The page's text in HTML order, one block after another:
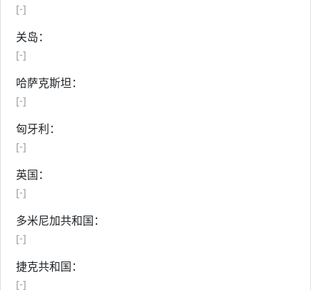
[-]
关岛：
[-]
哈萨克斯坦：
[-]
匈牙利：
[-]
英国：
[-]
多米尼加共和国：
[-]
捷克共和国：
[-]